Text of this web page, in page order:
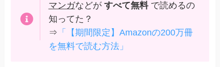
マンガなどが すべて無料で読めるの
知ってた？
⇒ 「【期間限定】Amazonの200万冊
を無料で読む方法」